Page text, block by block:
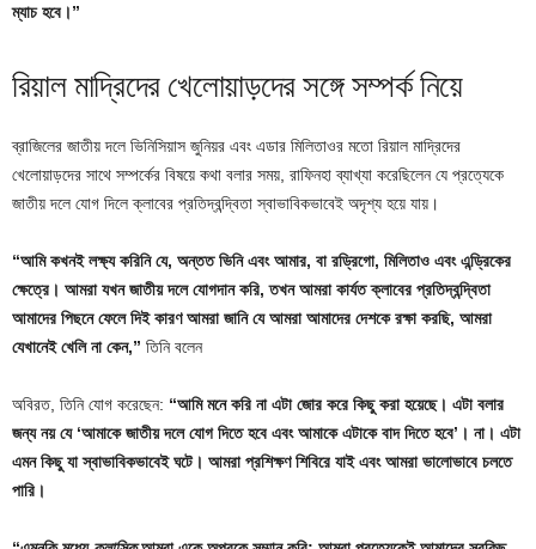
ম্যাচ হবে।”
রিয়াল মাদ্রিদের খেলোয়াড়দের সঙ্গে সম্পর্ক নিয়ে
ব্রাজিলের জাতীয় দলে ভিনিসিয়াস জুনিয়র এবং এডার মিলিতাওর মতো রিয়াল মাদ্রিদের
খেলোয়াড়দের সাথে সম্পর্কের বিষয়ে কথা বলার সময়, রাফিনহা ব্যাখ্যা করেছিলেন যে প্রত্যেকে
জাতীয় দলে যোগ দিলে ক্লাবের প্রতিদ্বন্দ্বিতা স্বাভাবিকভাবেই অদৃশ্য হয়ে যায়।
“আমি কখনই লক্ষ্য করিনি যে, অন্তত ভিনি এবং আমার, বা রড্রিগো, মিলিতাও এবং এন্ড্রিকের
ক্ষেত্রে। আমরা যখন জাতীয় দলে যোগদান করি, তখন আমরা কার্যত ক্লাবের প্রতিদ্বন্দ্বিতা
আমাদের পিছনে ফেলে দিই কারণ আমরা জানি যে আমরা আমাদের দেশকে রক্ষা করছি, আমরা
যেখানেই খেলি না কেন,” তিনি বলেন
অবিরত, তিনি যোগ করেছেন: “আমি মনে করি না এটা জোর করে কিছু করা হয়েছে। এটা বলার
জন্য নয় যে ‘আমাকে জাতীয় দলে যোগ দিতে হবে এবং আমাকে এটাকে বাদ দিতে হবে’। না। এটা
এমন কিছু যা স্বাভাবিকভাবেই ঘটে। আমরা প্রশিক্ষণ শিবিরে যাই এবং আমরা ভালোভাবে চলতে
পারি।